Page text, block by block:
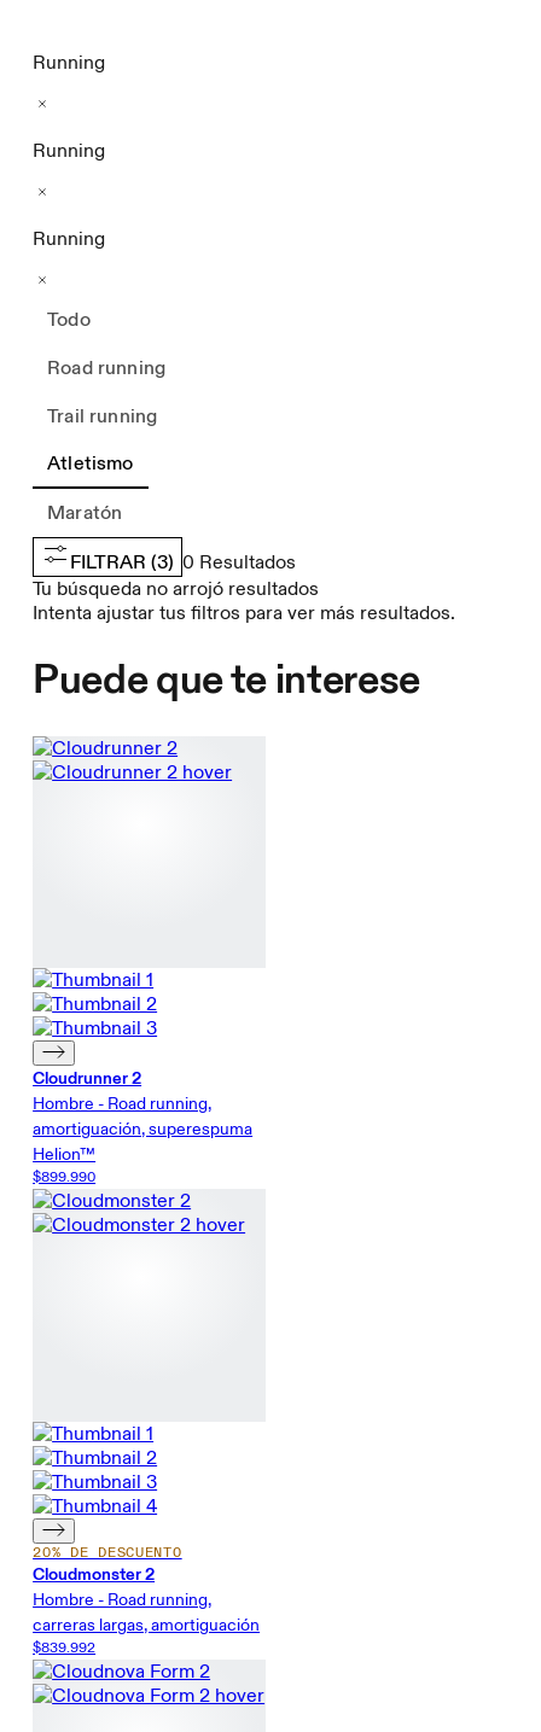
Running
Running
Running
Todo
Road running
Trail running
Atletismo
Maratón
FILTRAR (3) 0 Resultados
Tu búsqueda no arrojó resultados
Intenta ajustar tus filtros para ver más resultados.
Puede que te interese
Cloudrunner 2
Hombre - Road running,
amortiguación, superespuma
Helion™
$899.990
20% DE DESCUENTO
Cloudmonster 2
Hombre - Road running,
carreras largas, amortiguación
$839.992